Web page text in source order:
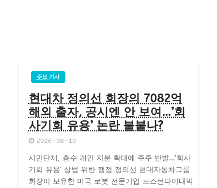
주요 기사
현대차 정의선 회장의 7082억
해외 출자, 공시엔 안 보여…’회
사기회 유용’ 논란 불붙나?
2026-08-10
시민단체, 총수 개인 지분 확대에 주주 반발…'회사
기회 유용' 상법 위반 쟁점 정의선 현대자동차그룹
회장이 보유한 미국 로봇 전문기업 보스턴다이내믹